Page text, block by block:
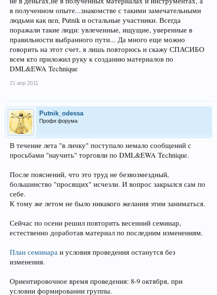
в полученном опыте...знакомстве с такими замечательными
людьми как nen, Putnik и остальные участники. Всегда
поражали такие люди: увлеченные, ищущие, уверенные в
правильности выбранного пути... Да много еще можно
говорить на этот счет, я лишь повторюсь и скажу СПАСИБО
всем кто приложил руку к созданию материалов по
DML&EWA Technique
21 апр 2011
Putnik_odessa
Профи форума
В течение лета "в личку" поступало немало сообщений с
просьбами "научить" торговли по DML&EWA Technique.
После пояснений, что это труд не безвозмездный,
большинство "просящих" исчезли. И вопрос закрылся сам по
себе.
К тому же летом не было никакого желания этим заниматься.
Сейчас по осени решил повторить весенний семинар,
естественно доработав материал по последним изменениям.
План семинара и условия проведения останутся без
изменения.
Ориентировочное время проведения: 8-9 октября, при
условии формировании группы.